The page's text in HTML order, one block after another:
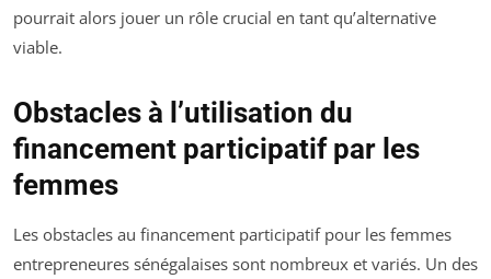
pourrait alors jouer un rôle crucial en tant qu’alternative
viable.
Obstacles à l’utilisation du
financement participatif par les
femmes
Les obstacles au financement participatif pour les femmes
entrepreneures sénégalaises sont nombreux et variés. Un des